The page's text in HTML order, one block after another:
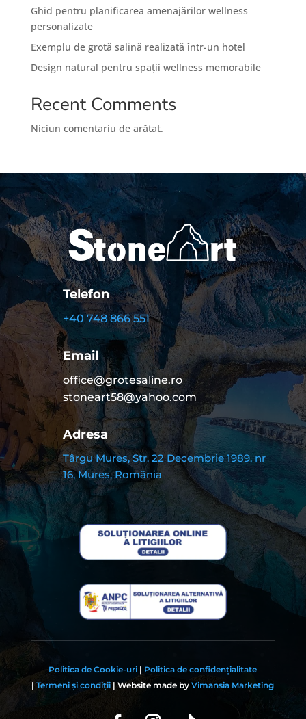
Ghid pentru planificarea amenajărilor wellness
personalizate
Exemplu de grotă salină realizată într-un hotel
Design natural pentru spații wellness memorabile
Recent Comments
Niciun comentariu de arătat.
Telefon
+40 748 866 551
Email
office@grotesaline.ro
stoneart58@yahoo.com
Adresa
Târgu Mures, Str. 22 Decembrie 1989, nr
16, Mureș, România
Politica de Cookie-uri | Politica de confidențialitate
| Termeni și condiții |Website made by Vimansia Marketing